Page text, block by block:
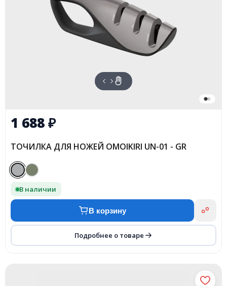
1 688₽
ТОЧИЛКА ДЛЯ НОЖЕЙ OMOIKIRI UN-01 - GR
В наличии
В корзину
Подробнее о товаре